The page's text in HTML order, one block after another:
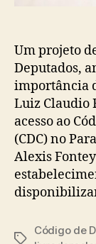
Um projeto
Deputados,
importância
Luiz Claudio
acesso ao
(CDC) no
Alexis
Tags
Código de